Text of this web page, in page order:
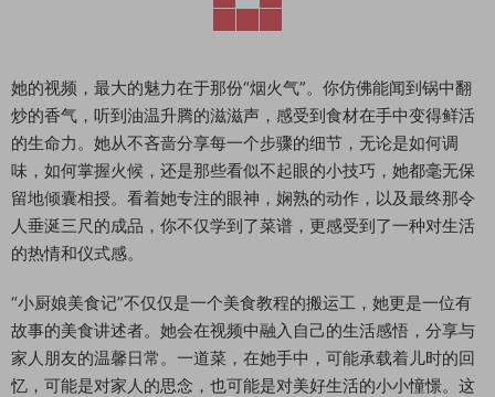
她的视频，最大的魅力在于那份“烟火气”。你仿佛能闻到锅中翻
炒的香气，听到油温升腾的滋滋声，感受到食材在手中变得鲜活
的生命力。她从不吝啬分享每一个步骤的细节，无论是如何调
味，如何掌握火候，还是那些看似不起眼的小技巧，她都毫无保
留地倾囊相授。看着她专注的眼神，娴熟的动作，以及最终那令
人垂涎三尺的成品，你不仅学到了菜谱，更感受到了一种对生活
的热情和仪式感。
“小厨娘美食记”不仅仅是一个美食教程的搬运工，她更是一位有
故事的美食讲述者。她会在视频中融入自己的生活感悟，分享与
家人朋友的温馨日常。一道菜，在她手中，可能承载着儿时的回
忆，可能是对家人的思念，也可能是对美好生活的小小憧憬。这